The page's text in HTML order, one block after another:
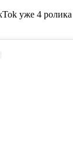
уже 4